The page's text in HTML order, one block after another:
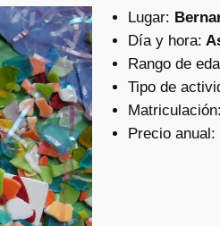
Lugar:
Día y hora:
Rango de
Tipo de
Matriculación:
Precio anual: